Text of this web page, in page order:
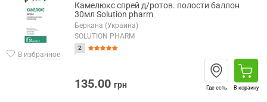
В избранное
Камелюкс спрей д/ротов. полости баллон
30мл Solution pharm
Беркана (Украина)
SOLUTION PHARM
2
135.00 грн Где есть В корзину